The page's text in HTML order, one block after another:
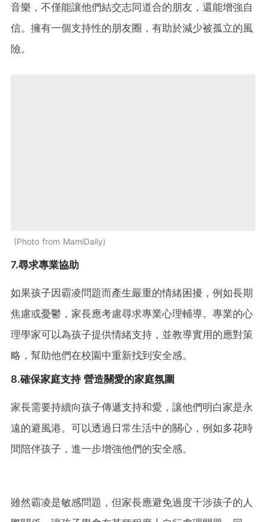
音樂，不僅能讓他們結交志同道合的朋友，還能增強自
信。擁有一個支持性的朋友圈，有助於減少被孤立的風
險。
Photo from MamiDaily
7.尋求專業協助
如果孩子因霸凌問題而產生嚴重的情緒困擾，例如長期
焦慮或憂鬱，家長應考慮尋求專業心理輔導。專業的心
理學家可以為孩子提供情緒支持，並教導實用的應對策
略，幫助他們在校園中重新找到安全感。
8.確保家庭支持 營造關愛的家庭氛圍
家長需要持續向孩子傳遞支持和愛，讓他們明白家是永
遠的避風港。可以透過日常生活中的關心，例如多花時
間陪伴孩子，進一步增強他們的安全感。
雖然霸凌是敏感問題，但家長應避免過度干涉孩子的人